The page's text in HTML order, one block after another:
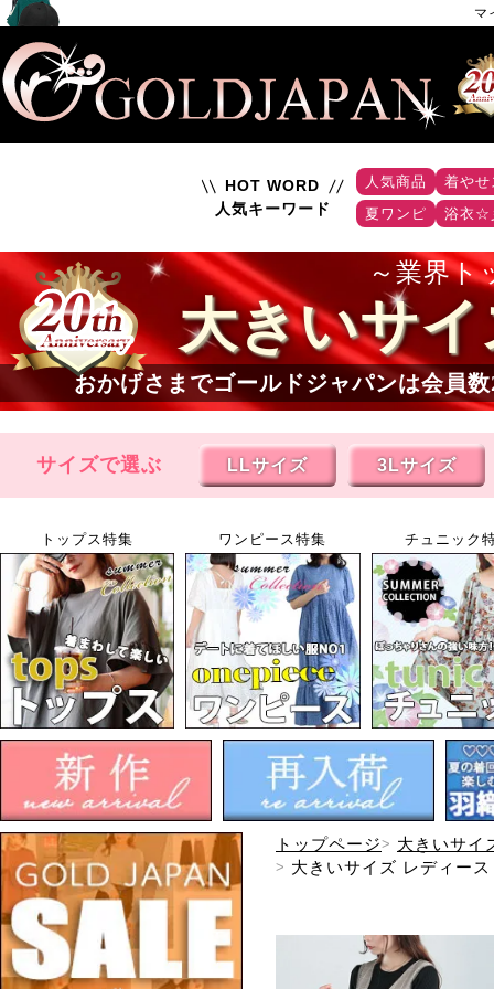
マ
HOT WORD
人気キーワード
人気商品
着やせ
夏ワンピ
浴衣☆
業界ト
大きいサ
おかげさまでゴールドジャパンは会員数
サイズで選ぶ LLサイズ 3Lサイズ
トップス特集 ワンピース特集 チュニック
トップページ
大きいサイ
大きいサイズ レディー